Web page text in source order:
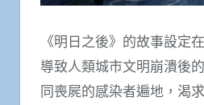
《明日之後》的故事設定
導致人類城市文明崩潰後
同喪屍的感染者遍地，渴